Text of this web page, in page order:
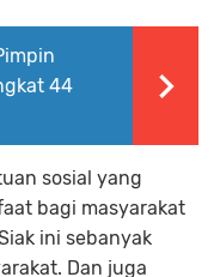
44
sosial yang
bagi masyarakat
ini sebanyak
Dan juga